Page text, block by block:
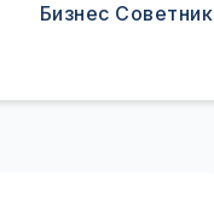
Бизнес Советник